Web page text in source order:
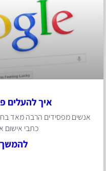
איך להעלים
אנשים מפסידים הרבה מאד
כתבי אישום